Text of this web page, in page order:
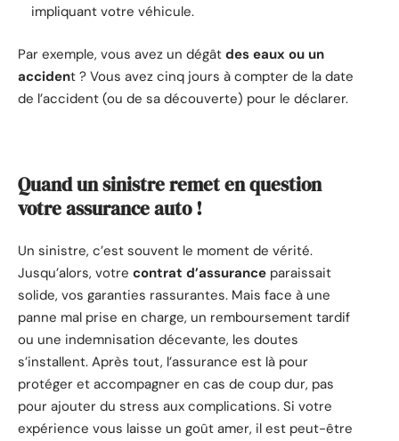
impliquant votre véhicule.
Par exemple, vous avez un dégât des eaux ou un
accident ? Vous avez cinq jours à compter de la date
de l’accident (ou de sa découverte) pour le déclarer.
Quand un sinistre remet en question
votre assurance auto !
Un sinistre, c’est souvent le moment de vérité.
Jusqu’alors, votre contrat d’assurance paraissait
solide, vos garanties rassurantes. Mais face à une
panne mal prise en charge, un remboursement tardif
ou une indemnisation décevante, les doutes
s’installent. Après tout, l’assurance est là pour
protéger et accompagner en cas de coup dur, pas
pour ajouter du stress aux complications. Si votre
expérience vous laisse un goût amer, il est peut-être